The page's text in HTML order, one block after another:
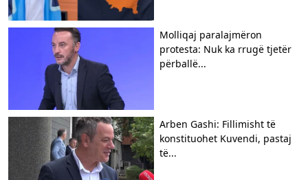
Molliqaj paralajmëron
protesta: Nuk ka rrugë tjetër
përballë...
Arben Gashi: Fillimisht të
konstituohet Kuvendi, pastaj
të...